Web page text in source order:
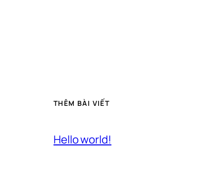
THÊM BÀI VIẾT
Hello world!